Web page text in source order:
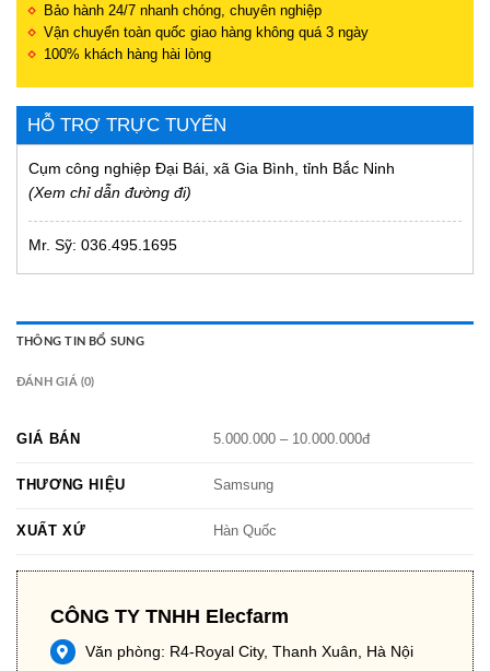
Bảo hành 24/7 nhanh chóng, chuyên nghiệp
Vận chuyển toàn quốc giao hàng không quá 3 ngày
100% khách hàng hài lòng
HỖ TRỢ TRỰC TUYẾN
Cụm công nghiệp Đại Bái, xã Gia Bình, tỉnh Bắc Ninh
(Xem chỉ dẫn đường đi)
Mr. Sỹ: 036.495.1695
THÔNG TIN BỔ SUNG
ĐÁNH GIÁ (0)
GIÁ BÁN 5.000.000 – 10.000.000đ
THƯƠNG HIỆU Samsung
XUẤT XỨ Hàn Quốc
CÔNG TY TNHH Elecfarm
Văn phòng: R4-Royal City, Thanh Xuân, Hà Nội